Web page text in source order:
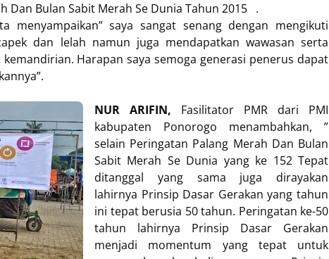
Dan Bulan Sabit Merah Se Dunia Tahun 2015 .
menyampaikan” saya sangat senang dengan mengikuti
dan lelah namun juga mendapatkan wawasan serta
Harapan saya semoga generasi penerus dapat
NUR ARIFIN, Fasilitator PMR dari PMI
kabupaten Ponorogo menambahkan, ”
selain Peringatan Palang Merah Dan Bulan
Sabit Merah Se Dunia yang ke 152 Tepat
ditanggal yang sama juga dirayakan
lahirnya Prinsip Dasar Gerakan yang tahun
ini tepat berusia 50 tahun. Peringatan ke-50
tahun lahirnya Prinsip Dasar Gerakan
menjadi momentum yang tepat untuk